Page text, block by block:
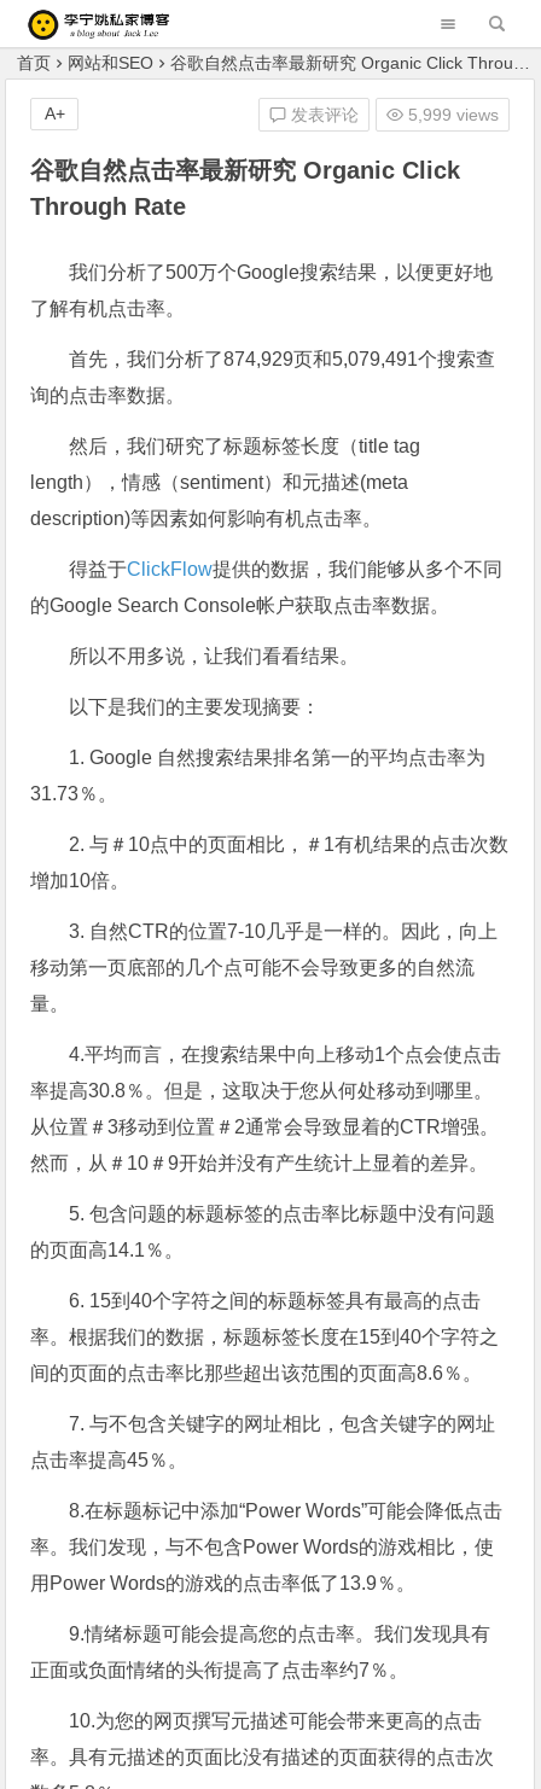
李宁姚的私家博客 Blog of Liningyao(Jack Lee)
首页 网站和SEO 谷歌自然点击率最新研究 Organic Click Through Rate
谷歌自然点击率最新研究 Organic Click
Through Rate
发表评论 5,999 views
A+
我们分析了500万个Google搜索结果，以便更好地
了解有机点击率。
首先，我们分析了874,929页和5,079,491个搜索查
询的点击率数据。
然后，我们研究了标题标签长度（title tag
length），情感（sentiment）和元描述(meta
description)等因素如何影响有机点击率。
得益于ClickFlow提供的数据，我们能够从多个不同
的Google Search Console帐户获取点击率数据。
所以不用多说，让我们看看结果。
以下是我们的主要发现摘要：
1. Google 自然搜索结果排名第一的平均点击率为
31.73％。
2. 与＃10点中的页面相比，＃1有机结果的点击次数
增加10倍。
3. 自然CTR的位置7-10几乎是一样的。 因此，向上
移动第一页底部的几个点可能不会导致更多的自然流
量。
4.平均而言，在搜索结果中向上移动1个点会使点击
率提高30.8％。但是，这取决于您从何处移动到哪里。
从位置＃3移动到位置＃2通常会导致显着的CTR增强。
然而，从＃10＃9开始并没有产生统计上显着的差异。
5.包含问题的标题标签的点击率比标题中没有问题
的页面高14.1％ 。
6. 15到40个字符之间的标题标签具有最高的点击
率。根据我们的数据，标题标签长度在15到40个字符之
间的页面的点击率比那些超出该范围的页面高8.6％。
7. 与不包含关键字的网址相比，包含关键字的网址
点击率提高45％ 。
8.在标题标记中添加“Power Words”可能会降低点击
率。我们发现，与不包含Power Words的游戏相比，使
用Power Words的游戏的点击率低了13.9％ 。
9.情绪标题可能会提高您的点击率。我们发现具有
正面或负面情绪的头衔提高了点击率约7％。
10.为您的网页撰写元描述可能会带来更高的点击
率。具有元描述的页面比没有描述的页面获得的点击次